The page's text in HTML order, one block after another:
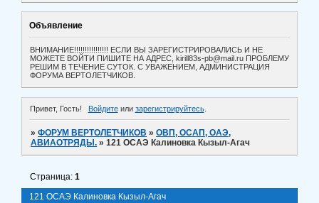
Объявление
ВНИМАНИЕ!!!!!!!!!!!!!!!! ЕСЛИ ВЫ ЗАРЕГИСТРИРОВАЛИСЬ И НЕ
МОЖЕТЕ ВОЙТИ ПИШИТЕ НА АДРЕС, kirill83s-pb@mail.ru ПРОБЛЕМУ
РЕШИМ В ТЕЧЕНИЕ СУТОК. С УВАЖЕНИЕМ, АДМИНИСТРАЦИЯ
ФОРУМА ВЕРТОЛЕТЧИКОВ.
Привет, Гость! Войдитеили зарегистрируйтесь.
»ФОРУМ ВЕРТОЛЕТЧИКОВ »ОВП, ОСАП, ОАЭ,
АВИАОТРЯДЫ. »121 ОСАЭ Калиновка Кызыл-Агач
121 ОСАЭ Калиновка Кызыл-Агач
Страница:1